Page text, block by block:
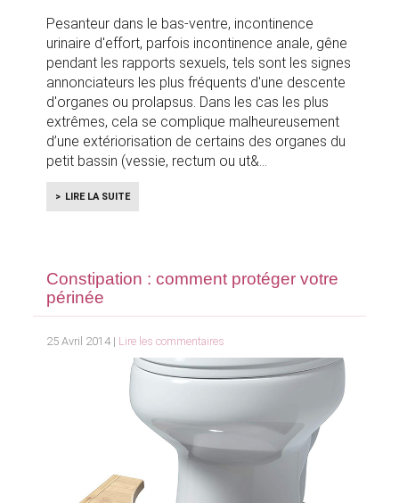
Pesanteur dans le bas-ventre, incontinence
urinaire d'effort, parfois incontinence anale, gêne
pendant les rapports sexuels, tels sont les signes
annonciateurs les plus fréquents d'une descente
d'organes ou prolapsus. Dans les cas les plus
extrêmes, cela se complique malheureusement
d’une extériorisation de certains des organes du
petit bassin (vessie, rectum ou ut&
LIRE LA SUITE
Constipation : comment protéger votre
périnée
25 Avril 2014 | Lire les commentaires